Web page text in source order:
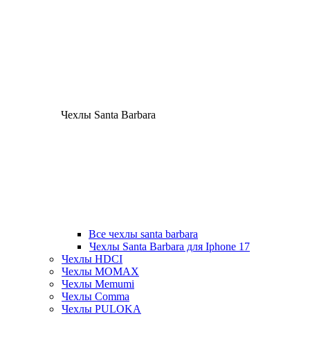
Чехлы Santa Barbara
Все чехлы santa barbara
Чехлы Santa Barbara для Iphone 17
Чехлы HDCI
Чехлы MOMAX
Чехлы Memumi
Чехлы Comma
Чехлы PULOKA